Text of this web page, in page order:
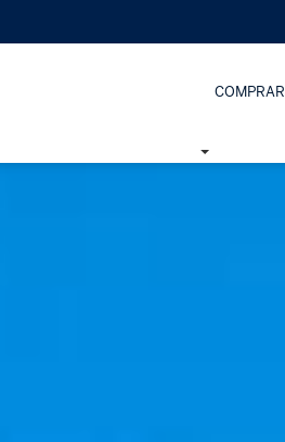
COMPRAR